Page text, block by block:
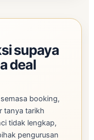
supaya
deal
booking,
tanya tarikh
tidak lengkap,
pengurusan